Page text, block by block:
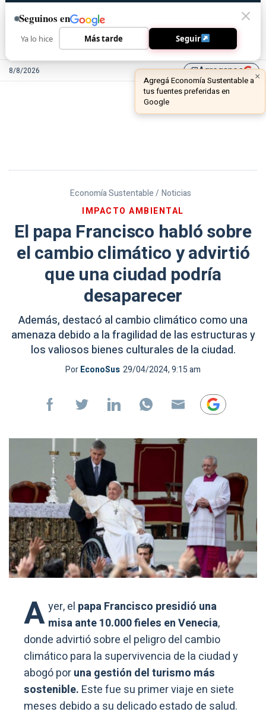
8/8/2026 library_addAgreganos
Economía Sustentable / Noticias
IMPACTO AMBIENTAL
El papa Francisco habló sobre
el cambio climático y advirtió
que una ciudad podría
desaparecer
Además, destacó al cambio climático como una
amenaza debido a la fragilidad de las estructuras y
los valiosos bienes culturales de la ciudad.
PorEconoSus 29/04/2024, 9:15 am
Ayer, el papa Francisco presidió una
misa ante 10.000 fieles en Venecia,
donde advirtió sobre el peligro del cambio
climático para la supervivencia de la ciudad y
abogó poruna gestión del turismo más
sostenible. Este fue su primer viaje en siete
meses debido a su delicado estado de salud.
Seguinos en
Ya lo hice Más tarde Seguir